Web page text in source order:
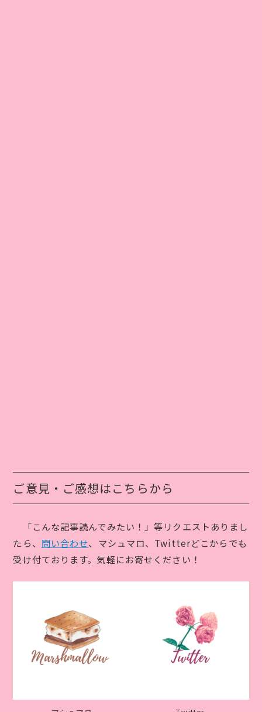
ご意見・ご感想はこちらから
「こんな記事読んでみたい！」等リクエストありまし
たら、 問い合わせ、マシュマロ、Twitterどこからでも
受け付ております。気軽にお寄せください！